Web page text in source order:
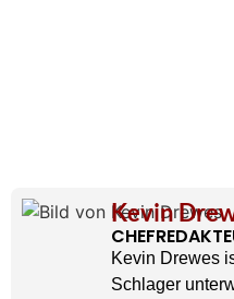
Kevin
Kevin Drewes
Schlager